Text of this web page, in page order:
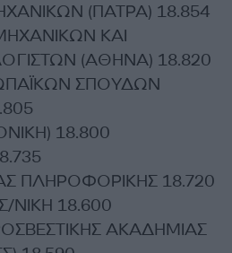
(ΠΑΤΡΑ) 18.854
ΚΑΙ
(ΑΘΗΝΑ) 18.820
ΣΠΟΥΔΩΝ
18.800
ΠΛΗΡΟΦΟΡΙΚΗΣ 18.720
ΝΙΚΗ 18.600
ΑΚΑΔΗΜΙΑΣ